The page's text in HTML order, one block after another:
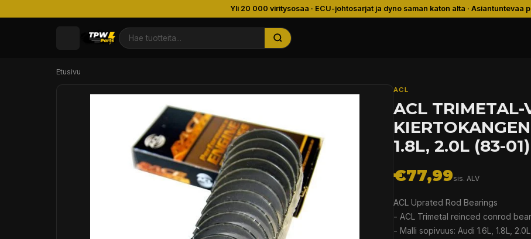
Yli 20 000 viritysosaa · ECU-johtosarjat ja dyno saman katon alta · Asiantuntevaa
Etusivu
ACL
ACL
1.8L, 2.0L (83-01)
€77,99sis. ALV
ACL Uprated Rod Bearings
- ACL Trimetal reinced conrod
- Malli sopivuus: Audi 1.6L, 1.8L,